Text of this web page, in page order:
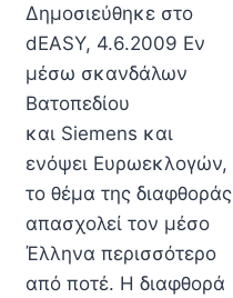
Δημοσιεύθηκε στο
dEASY, 4.6.2009 Εν
μέσω σκανδάλων
Βατοπεδίου
και Siemens και
ενόψει Ευρωεκλογών,
το θέμα της διαφθοράς
απασχολεί τον μέσο
Έλληνα περισσότερο
από ποτέ. Η διαφθορά